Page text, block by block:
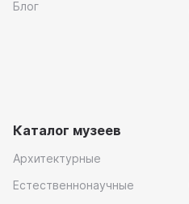
Блог
Каталог музеев
Архитектурные
Естественнонаучные